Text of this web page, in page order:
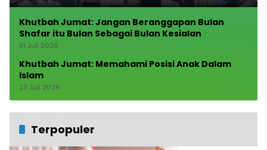
Khutbah Jumat: Jangan Beranggapan Bulan
Shafar itu Bulan Sebagai Bulan Kesialan
31 Juli 2026
Khutbah Jumat: Memahami Posisi Anak Dalam
Islam
23 Juli 2026
Terpopuler